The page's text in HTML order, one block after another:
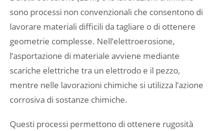
sono processi non convenzionali che consentono di
lavorare materiali difficili da tagliare o di ottenere
geometrie complesse. Nell’elettroerosione,
l’asportazione di materiale avviene mediante
scariche elettriche tra un elettrodo e il pezzo,
mentre nelle lavorazioni chimiche si utilizza l’azione
corrosiva di sostanze chimiche.
Questi processi permettono di ottenere rugosità